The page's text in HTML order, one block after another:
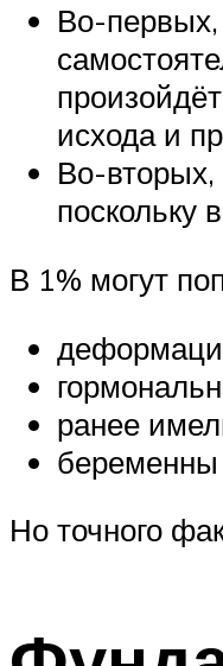
Во-первых,
исхода и
Во-вторых,
поскольку
В 1% могут
ранее
Но точного